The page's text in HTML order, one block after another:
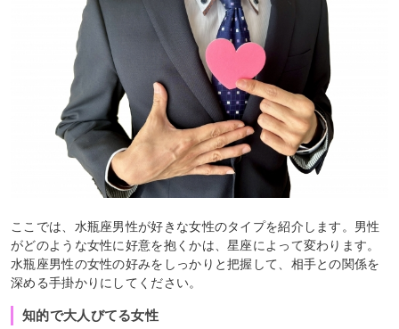
ここでは、水瓶座男性が好きな女性のタイプを紹介します。男性
がどのような女性に好意を抱くかは、星座によって変わります。
水瓶座男性の女性の好みをしっかりと把握して、相手との関係を
深める手掛かりにしてください。
知的で大人びてる女性